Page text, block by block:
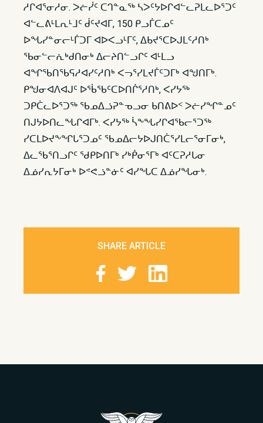
ᓱᒋᐊᕐᓂᓱᓂ. ᐳᓖᓰᑦ ᑕᒉᓐᓇᖅ ᓴᐳᑦᔭᐅᒋᐊᓪᓚᕈᒪᓚᐅᕐᑐᑦ
ᐊᓪᓚᕕᒻᒪᕆᒻᒧᑦ ᑰᑦᔪᐊᒥ, 150 ᑭᓗᒦᑕᓄᑦ
ᐅᖓᓯᓐᓂᓕᒻᒦᑐᒥ ᐊᐅᐸᓗᒻᒥᑦ, ᐃᑲᔪᕐᑕᐅᒍᒪᑦᓱᑎᒃ
ᖃᓂᓪᓕᕇᒃᑯᑎᓂᒃ ᐃᓕᔨᑎᓪᓗᒋᑦ ᐊᒻᒪᓗ
ᐊᖏᖃᑎᖃᕋᓱᐊᓯᑦᓱᑎᒃ ᐸᓓᕐᓯᒪᔪᒦᑦᑐᒥᒃ ᐊᖑᑎᒥᒃ.
ᑭᖑᓂᐊᐱᐊᒍᑦ ᐅᖄᖃᑦᑕᐅᑎᒌᕐᓱᑎᒃ, ᐸᓯᔭᖅ
ᑐᑭᑖᓚᐅᕐᑐᖅ ᖃᓄᐃᓘᕈᓐᓀᓗᓂ ᑲᑎᕕᐅᑉ ᐳᓖᓯᖏᓐᓄᑦ
ᑎᒍᔭᐅᑎᓚᖓᒋᐊᒥᒃ. ᐸᓯᔭᖅ ᓵᖕᖓᓯᒋᐊᖃᓕᕐᑐᖅ
ᓯᑕᒪᐅᔪᖕᖏᒐᕐᑐᓄᑦ ᖃᓄᐃᓕᔭᐅᒍᑎᑖᕐᓯᒪᓕᕐᓂᒥᓂᒃ,
ᐃᓚᖃᕐᑎᓗᒋᑦ ᖁᑭᐅᑎᒥᒃ ᓯᒃᑮᓂᕐᒥᒃ ᐊᑦᑕᕈᓱᒐᓂ
ᐃᓅᓯᕆᔭᒥᓂᒃ ᐅᕝᕙᓘᓐᓃᑦ ᐊᓯᖓᑕ ᐃᓅᓯᖓᓂᒃ.
SHARE ARTICLE